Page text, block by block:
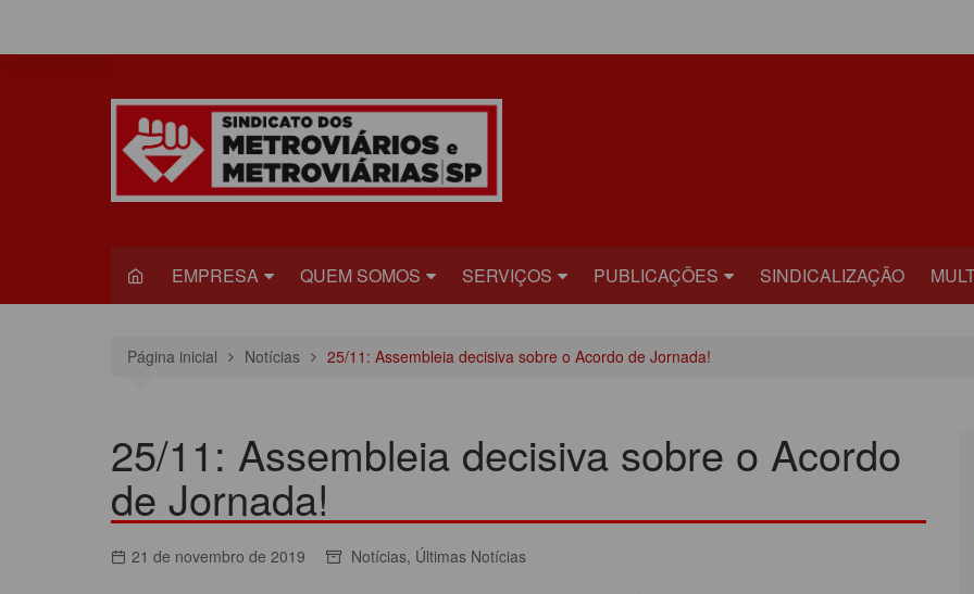
o
EMPRESA
VIAQUATRO
QUEM SOMOS
HISTÓRIA
ESTATUTO DO
SINDICADO
ACORDOS COLETIVOS
DOCUMENTOS
SERVIÇOS
JURÍDICO
RECADASTRAMENTO
COLÔNIA DE FÉRIAS
ESPORTE, LAZER E
PUBLICAÇÕES
PLATAFORMA
INFORME PUBLICITÁRIO
OUTRAS PUBLICAÇÕES
SINDICALIZAÇÃO
Página inicial Notícias 25/11: Assembleia decisiva sobre o Acordo de Jornada!
25/11: Assembleia decisiva sobre o Acordo
de Jornada!
21 de novembro de 2019 Notícias, Últimas Notícias